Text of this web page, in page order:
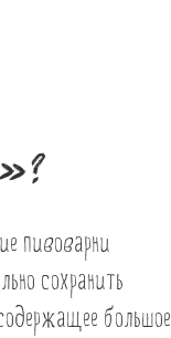
пивоварни
сохранить
большое